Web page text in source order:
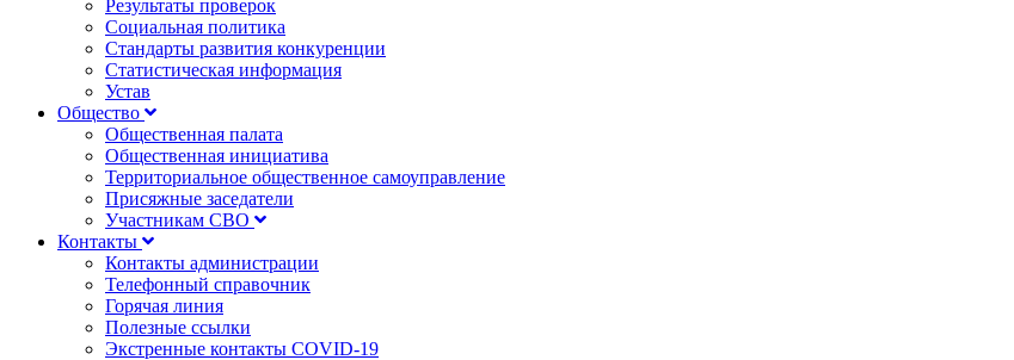
Результаты проверок
Социальная политика
Стандарты развития конкуренции
Статистическая информация
Устав
Общество
Общественная палата
Общественная инициатива
Территориальное общественное самоуправление
Присяжные заседатели
Участникам СВО
Контакты
Контакты администрации
Телефонный справочник
Горячая линия
Полезные ссылки
Экстренные контакты COVID-19